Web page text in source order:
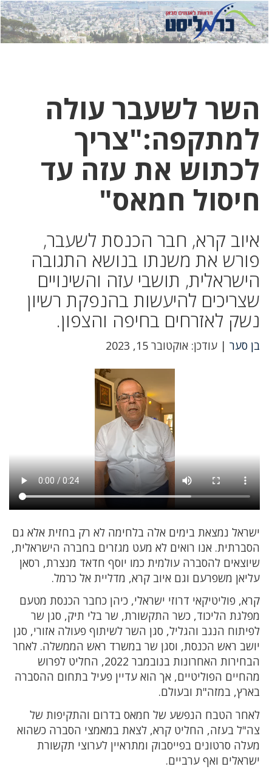
לחץ
כאן
לחץ
כדי
השר לשעבר עולה
למתקפה:"צריך
לכתוש את עזה עד
חיסול חמאס"
איוב קרא, חבר הכנסת לשעבר,
פורש את משנתו בנושא התגובה
הישראלית, תושבי עזה והשינויים
שצריכים להיעשות בהנפקת רשיון
נשק לאזרחים בחיפה והצפון.
בן סער | עודכן: אוקטובר 15, 2023
ישראל נמצאת בימים אלה בלחימה לא רק בחזית אלא גם
הסברתית. אנו רואים לא מעט מגזרים בחברה הישראלית,
שיוצאים להסברה עולמית כמו יוסף חדאד מנצרת, רסאן
עליאן משפרעם וגם איוב קרא, מדליית אל כרמל.
קרא, פוליטיקאי דרוזי ישראלי, כיהן כחבר הכנסת מטעם
מפלגת הליכוד, כשר התקשורת, שר בלי תיק, סגן שר
לפיתוח הנגב והגליל, סגן השר לשיתוף פעולה אזורי, סגן
יושב ראש הכנסת, וסגן שר במשרד ראש הממשלה. לאחר
הבחירות האחרונות בנובמבר 2022, החליט לפרוש
מהחיים הפוליטיים, אך הוא עדיין פעיל בתחום ההסברה
בארץ, במזה"ת ובעולם.
לאחר הטבח הנפשע של חמאס בדרום והתקיפות של
צה"ל בעזה, החליט קרא, לצאת במאמצי הסברה כשהוא
מעלה סרטונים בפייסבוק ומתראיין לערוצי תקשורת
ישראלים ואף ערביים.